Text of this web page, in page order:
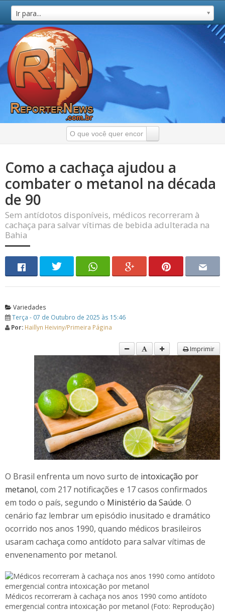
Ir para...
Como a cachaça ajudou a
combater o metanol na década
de 90
Sem antídotos disponíveis, médicos recorreram à
cachaça para salvar vítimas de bebida adulterada na
Bahia
Variedades
Terça - 07 de Outubro de 2025 às 15:46
Por: Haillyn Heiviny/Primeira Página
Imprimir
O Brasil enfrenta um novo surto de intoxicação por
metanol, com 217 notificações e 17 casos confirmados
em todo o país, segundo o Ministério da Saúde. O
cenário faz lembrar um episódio inusitado e dramático
ocorrido nos anos 1990, quando médicos brasileiros
usaram cachaça como antídoto para salvar vítimas de
envenenamento por metanol.
Médicos recorreram à cachaça nos anos 1990 como antídoto
emergencial contra intoxicação por metanol (Foto: Reprodução)